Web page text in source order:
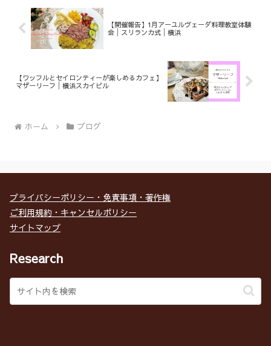
【開催報告】1月アーユルヴェーダ料理教室体験
会│スリランカ式│横浜
【ワッフルとセイロンティーが楽しめるカフェ】
マザーリーフ│横浜スカイビル
ホーム ブログ
プライバシーポリシー・免責事項・著作権
ご利用規約・キャンセルポリシー
サイトマップ
Research